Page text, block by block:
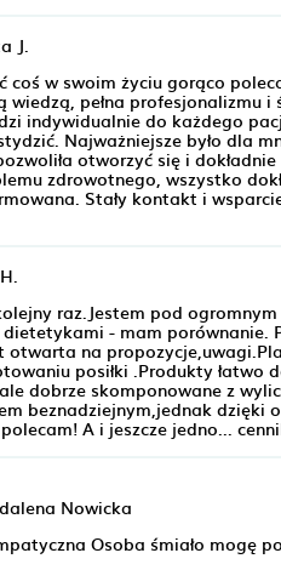
J.
coś w swoim życiu gorąco
pełna profesjonalizmu
indywidualnie do każdego
Najważniejsze było dla
otworzyć się i
zdrowotnego, wszystko
Stały kontakt i
raz.Jestem pod
- mam porównanie.
otwarta na
posiłki .Produkty łatwo
dobrze skomponowane z
beznadziejnym,jednak
A i jeszcze jedno...
Nowicka
Osoba śmiało mogę